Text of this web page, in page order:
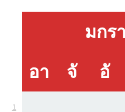
มกร
อา
จั อั
1